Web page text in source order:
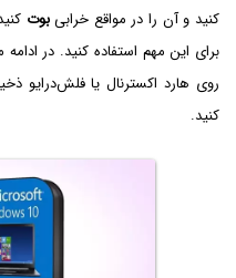
کنید و آن را در مواقع خرابیبوت
برای این مهم استفاده کنید. در
روی هارد اکسترنال یا فلش‌درایو
کنید.